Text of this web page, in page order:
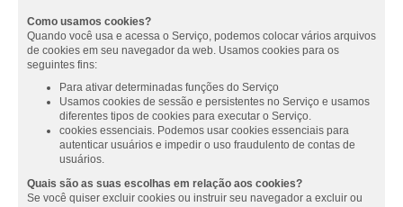
Como usamos cookies?
Quando você usa e acessa o Serviço, podemos colocar vários arquivos
de cookies em seu navegador da web. Usamos cookies para os
seguintes fins:
Para ativar determinadas funções do Serviço
Usamos cookies de sessão e persistentes no Serviço e usamos
diferentes tipos de cookies para executar o Serviço.
cookies essenciais. Podemos usar cookies essenciais para
autenticar usuários e impedir o uso fraudulento de contas de
usuários.
Quais são as suas escolhas em relação aos cookies?
Se você quiser excluir cookies ou instruir seu navegador a excluir ou